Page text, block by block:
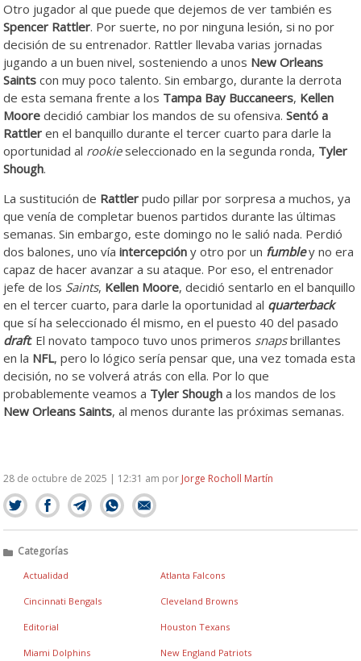
Otro jugador al que puede que dejemos de ver también es
Spencer Rattler. Por suerte, no por ninguna lesión, si no por
decisión de su entrenador. Rattler llevaba varias jornadas
jugando a un buen nivel, sosteniendo a unos New Orleans
Saints con muy poco talento. Sin embargo, durante la derrota
de esta semana frente a los Tampa Bay Buccaneers, Kellen
Moore decidió cambiar los mandos de su ofensiva.Sentó a
Rattler en el banquillo durante el tercer cuarto para darle la
oportunidad al rookieseleccionado en la segunda ronda, Tyler
Shough.
La sustitución de Rattler pudo pillar por sorpresa a muchos, ya
que venía de completar buenos partidos durante las últimas
semanas. Sin embargo, este domingo no le salió nada. Perdió
dos balones, uno víaintercepción y otro por un fumble y no era
capaz de hacer avanzar a su ataque. Por eso, el entrenador
jefe de los Saints, Kellen Moore, decidió sentarlo en el banquillo
en el tercer cuarto, para darle la oportunidad al quarterback
que sí ha seleccionado él mismo, en el puesto 40 del pasado
draft. El novato tampoco tuvo unos primeros snapsbrillantes
en la NFL, pero lo lógico sería pensar que, una vez tomada esta
decisión, no se volverá atrás con ella. Por lo que
probablemente veamos a Tyler Shough a los mandos de los
New Orleans Saints, al menos durante las próximas semanas.
28 de octubre de 2025 | 12:31 am por Jorge Rocholl Martín
Categorías
Actualidad Atlanta Falcons
Cincinnati Bengals Cleveland Browns
Editorial Houston Texans
Miami Dolphins New England Patriots